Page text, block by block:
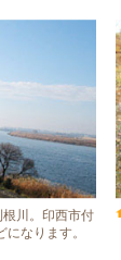
川。印西市付
なります。